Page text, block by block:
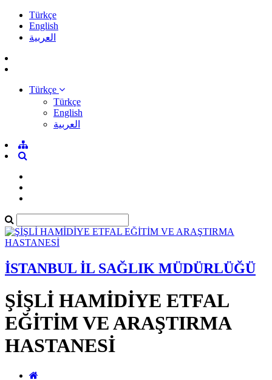
Türkçe
English
العربية
Türkçe
Türkçe
English
العربية
İSTANBUL İL SAĞLIK MÜDÜRLÜĞÜ
ŞİŞLİ HAMİDİYE ETFAL
EĞİTİM VE ARAŞTIRMA
HASTANESİ